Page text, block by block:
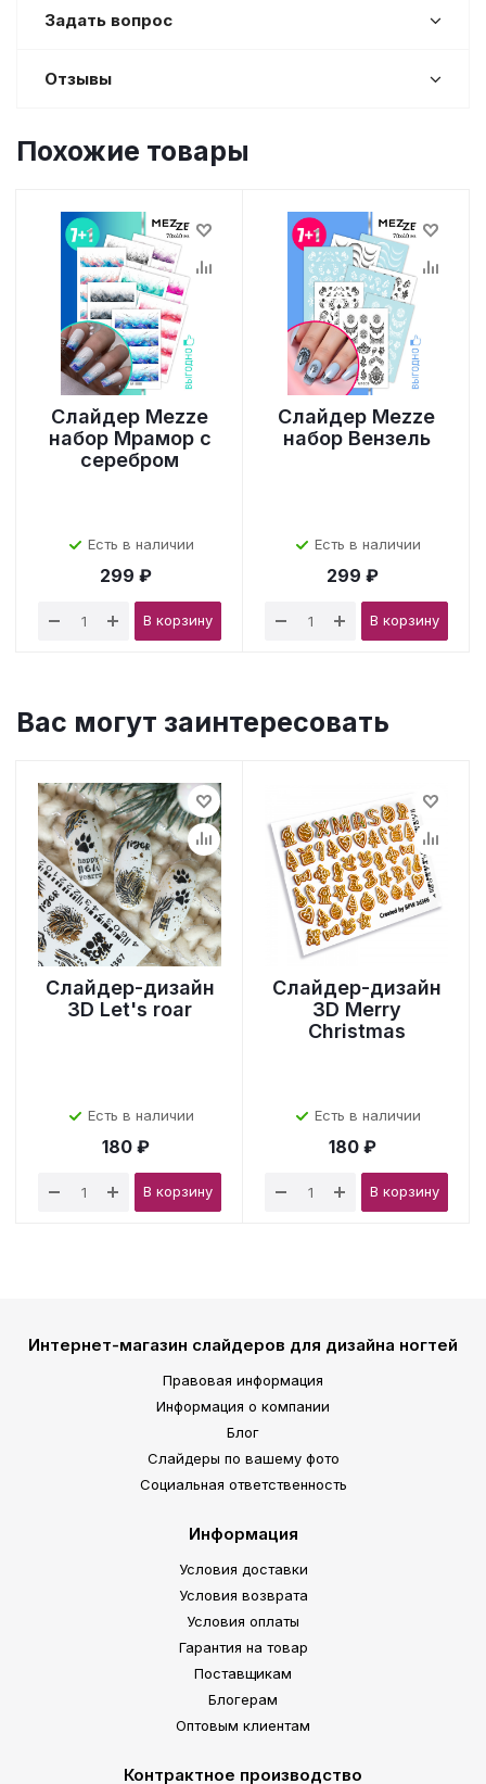
Задать вопрос
Отзывы
Похожие товары
Слайдер Mezze
набор Мрамор с
серебром
Есть в наличии
299 ₽
В корзину
Слайдер Mezze
набор Вензель
Есть в наличии
299 ₽
В корзину
Вас могут заинтересовать
Слайдер-дизайн
3D Let's roar
Есть в наличии
180 ₽
В корзину
Слайдер-дизайн
3D Merry
Christmas
Есть в наличии
180 ₽
В корзину
Интернет-магазин слайдеров для дизайна ногтей
Правовая информация
Информация о компании
Блог
Слайдеры по вашему фото
Социальная ответственность
Информация
Условия доставки
Условия возврата
Условия оплаты
Гарантия на товар
Поставщикам
Блогерам
Оптовым клиентам
Контрактное производство